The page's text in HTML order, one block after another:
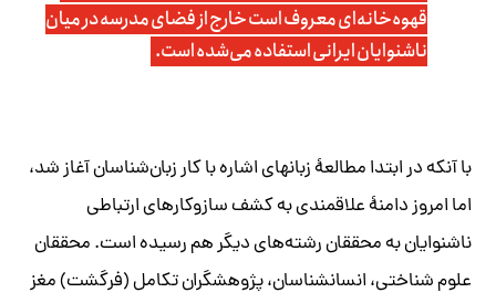
قهوه‌خانه‌ای معروف است خارج از فضای مدرسه در میان
ناشنوایان ایرانی استفاده می‌‏شده است.
با آنکه در ابتدا مطالعۀ زبان
‎های اشاره با کار
زبان‌‏شناسان آغاز شد،
اما امروز دامنۀ علاقمندی به کشف سازوکارهای ارتباطی
ناشنوایان به محققان رشته‏‌های دیگر هم رسیده است. محققان
علوم شناختی، انسان‏
‎شناسان، پژو
هشگران تکامل (فرگشت) مغز